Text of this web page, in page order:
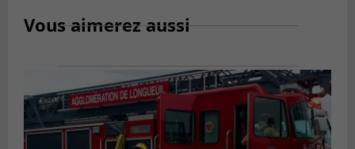
Vous aimerez aussi